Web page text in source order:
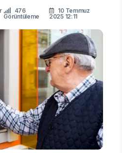
476
Görüntüleme
10 Temmuz
2025 12:11